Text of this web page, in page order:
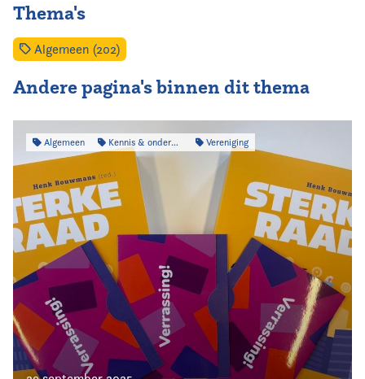
Thema's
Algemeen (202)
Andere pagina's binnen dit thema
Algemeen Kennis & onderzoek Vereniging